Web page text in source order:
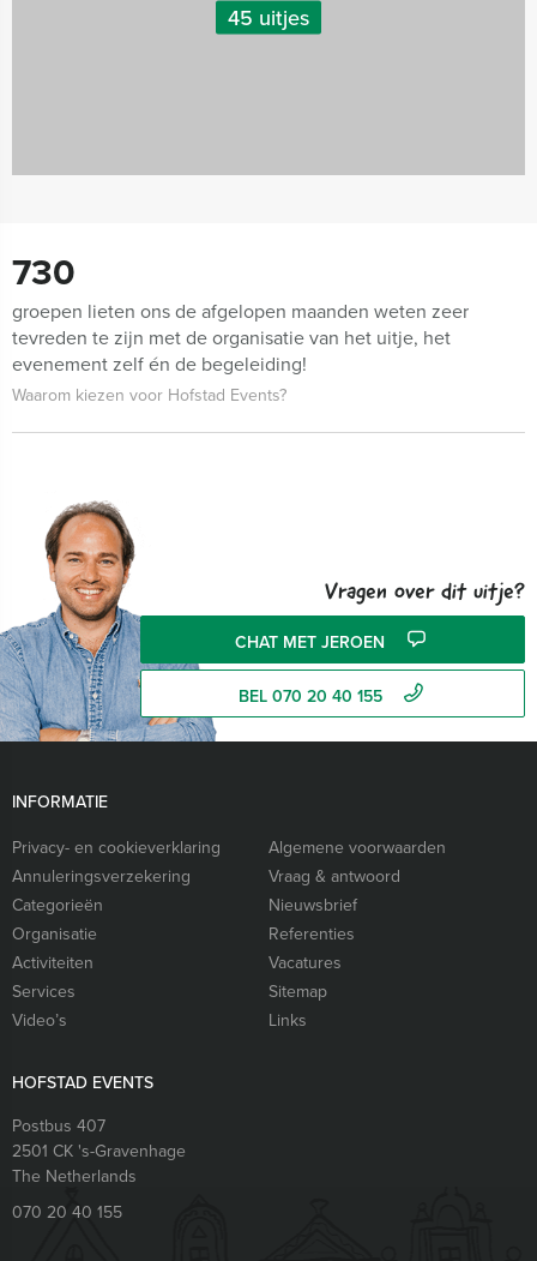
45 uitjes
730
groepen lieten ons de afgelopen maanden weten zeer
tevreden te zijn met de organisatie van het uitje, het
evenement zelf én de begeleiding!
Waarom kiezen voor Hofstad Events?
Vragen over dit uitje?
CHAT MET JEROEN
BEL 070 20 40 155
INFORMATIE
Privacy- en cookieverklaring
Algemene voorwaarden
Annuleringsverzekering
Vraag & antwoord
Categorieën
Nieuwsbrief
Organisatie
Referenties
Activiteiten
Vacatures
Services
Sitemap
Video’s
Links
HOFSTAD EVENTS
Postbus 407
2501 CK 's-Gravenhage
The Netherlands
070 20 40 155